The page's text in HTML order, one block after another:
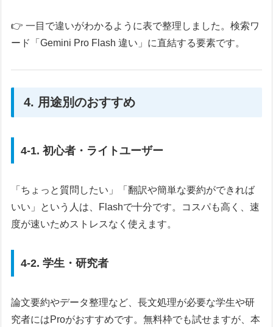
👉 一目で違いがわかるように表で整理しました。検索ワ
ード「Gemini Pro Flash 違い」に直結する要素です。
4. 用途別のおすすめ
4-1. 初心者・ライトユーザー
「ちょっと質問したい」「翻訳や簡単な要約ができれば
いい」という人は、Flashで十分です。コスパも高く、速
度が速いためストレスなく使えます。
4-2. 学生・研究者
論文要約やデータ整理など、長文処理が必要な学生や研
究者にはProがおすすめです。無料枠でも試せますが、本